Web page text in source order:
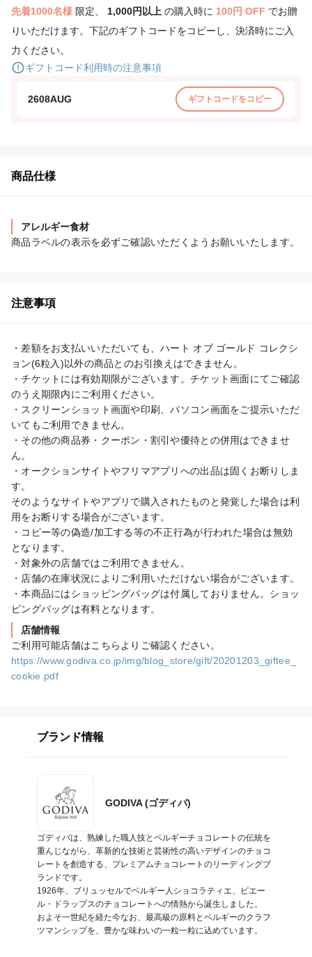
先着1000名様 限定、 1,000円以上 の購入時に 100円 OFF でお贈
りいただけます。下記のギフトコードをコピーし、決済時にご入
力ください。
ギフトコード利用時の注意事項
2608AUG ギフトコードをコピー
商品仕様
アレルギー食材
商品ラベルの表示を必ずご確認いただくようお願いいたします。
注意事項
・差額をお支払いいただいても、ハート オブ ゴールド コレクシ
ョン(6粒入)以外の商品とのお引換えはできません。
・チケットには有効期限がございます。チケット画面にてご確認
のうえ期限内にご利用ください。
・スクリーンショット画面や印刷、パソコン画面をご提示いただ
いてもご利用できません。
・その他の商品券・クーポン・割引や優待との併用はできませ
ん。
・オークションサイトやフリマアプリへの出品は固くお断りしま
す。
そのようなサイトやアプリで購入されたものと発覚した場合は利
用をお断りする場合がございます。
・コピー等の偽造/加工する等の不正行為が行われた場合は無効
となります。
・対象外の店舗ではご利用できません。
・店舗の在庫状況によりご利用いただけない場合がございます。
・本商品にはショッピングバッグは付属しておりません。ショッ
ピングバッグは有料となります。
店舗情報
https://www.godiva.co.jp/img/blog_store/gift/20201203_giftee_
cookie.pdf
ブランド情報
GODIVA (ゴディバ)
ゴディバは、熟練した職人技とベルギーチョコレートの伝統を
重んじながら、革新的な技術と芸術性の高いデザインのチョコ
レートを創造する、プレミアムチョコレートのリーディングブ
ランドです。
1926年、ブリュッセルでベルギー人ショコラティエ、ピエー
ル・ドラップスのチョコレートへの情熱から誕生しました。
およそ一世紀を経た今なお、最高級の原料とベルギーのクラフ
ツマンシップを、豊かな味わいの一粒一粒に込めています。